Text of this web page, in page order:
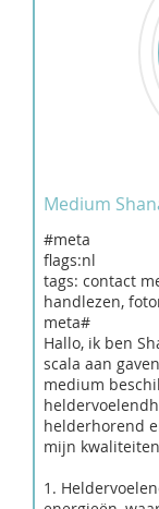
Medium
#meta
flags:nl
tags: contact
handlezen,
meta#
Hallo, ik ben
scala aan
medium
helderhorend
mijn
1.